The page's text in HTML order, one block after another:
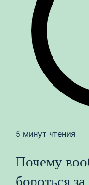
5 минут чтения
Почему
бороться